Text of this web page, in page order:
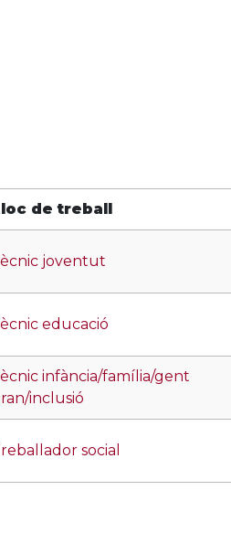
de treball
joventut
educació
infància/família/gent
inclusió
social